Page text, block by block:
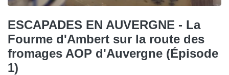
ESCAPADES EN AUVERGNE - La
Fourme d'Ambert sur la route des
fromages AOP d'Auvergne (Épisode
1)